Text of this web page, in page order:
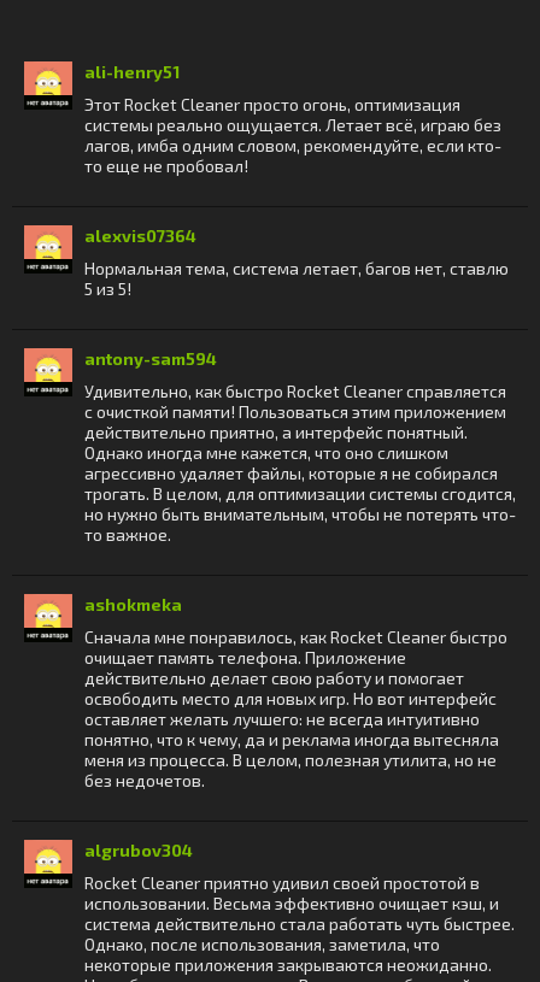
ali-henry51
Этот Rocket Cleaner просто огонь, оптимизация
системы реально ощущается. Летает всё, играю без
лагов, имба одним словом, рекомендуйте, если кто-
то еще не пробовал!
alexvis07364
Нормальная тема, система летает, багов нет, ставлю
5 из 5!
antony-sam594
Удивительно, как быстро Rocket Cleaner справляется
с очисткой памяти! Пользоваться этим приложением
действительно приятно, а интерфейс понятный.
Однако иногда мне кажется, что оно слишком
агрессивно удаляет файлы, которые я не собирался
трогать. В целом, для оптимизации системы сгодится,
но нужно быть внимательным, чтобы не потерять что-
то важное.
ashokmeka
Сначала мне понравилось, как Rocket Cleaner быстро
очищает память телефона. Приложение
действительно делает свою работу и помогает
освободить место для новых игр. Но вот интерфейс
оставляет желать лучшего: не всегда интуитивно
понятно, что к чему, да и реклама иногда вытесняла
меня из процесса. В целом, полезная утилита, но не
без недочетов.
algrubov304
Rocket Cleaner приятно удивил своей простотой в
использовании. Весьма эффективно очищает кэш, и
система действительно стала работать чуть быстрее.
Однако, после использования, заметила, что
некоторые приложения закрываются неожиданно.